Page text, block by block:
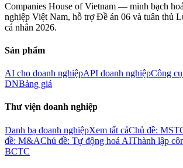
Companies House of Vietnam — minh bạch
nghiệp Việt Nam, hỗ trợ Đề án 06 và tuân thủ
cá nhân 2026.
Sản phẩm
AI cho doanh nghiệpAPI doanh nghiệpCông
DNBảng giá
Thư viện doanh nghiệp
Danh bạ doanh nghiệpXem tất cảChủ đề: MST
đề: M&AChủ đề: Tự động hoá AIThành lập
BCTC